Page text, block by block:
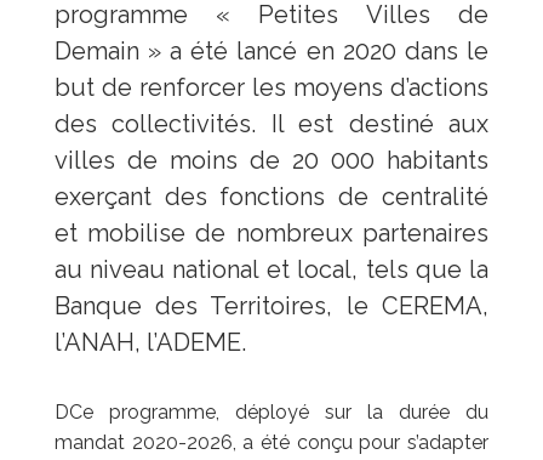
programme « PetitesVilles de
Demain » a été lancé en 2020 dans le
but de renforcer les moyens d’actions
descollectivités. Il est destiné aux
villes de moins de 20 000 habitants
exerçant des fonctionsde centralité
et mobilise de nombreux partenaires
au niveau national et local, tels que la
Banque des Territoires, le CEREMA,
l’ANAH, l’ADEME.
DCe programme, déployé sur la durée du
mandat 2020-2026, a été conçu pour s’adapter